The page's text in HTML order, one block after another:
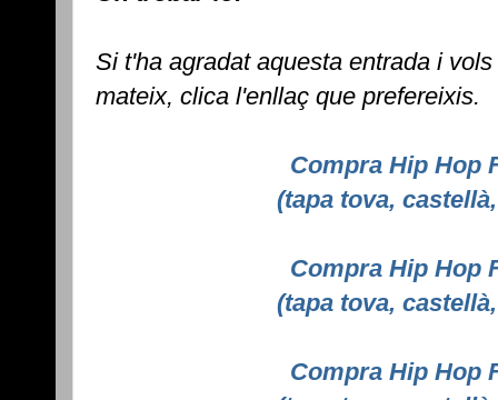
Si t'ha agradat aquesta entrada i
mateix, clica l'enllaç que prefereixis.
Compra Hip Hop
(tapa tova,
Compra Hip Hop
(tapa tova,
Compra Hip Hop